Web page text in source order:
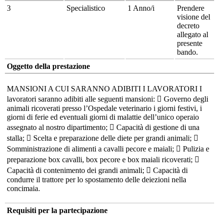
3 Specialistico 1 Anno/i
Prendere
visione del
decreto
allegato al
presente
bando.
Oggetto della prestazione
MANSIONI A CUI SARANNO ADIBITI I LAVORATORI I
lavoratori saranno adibiti alle seguenti mansioni:  Governo degli
animali ricoverati presso l’Ospedale veterinario i giorni festivi, i
giorni di ferie ed eventuali giorni di malattie dell’unico operaio
assegnato al nostro dipartimento;  Capacità di gestione di una
stalla;  Scelta e preparazione delle diete per grandi animali; 
Somministrazione di alimenti a cavalli pecore e maiali;  Pulizia e
preparazione box cavalli, box pecore e box maiali ricoverati; 
Capacità di contenimento dei grandi animali;  Capacità di
condurre il trattore per lo spostamento delle deiezioni nella
concimaia.
Requisiti per la partecipazione